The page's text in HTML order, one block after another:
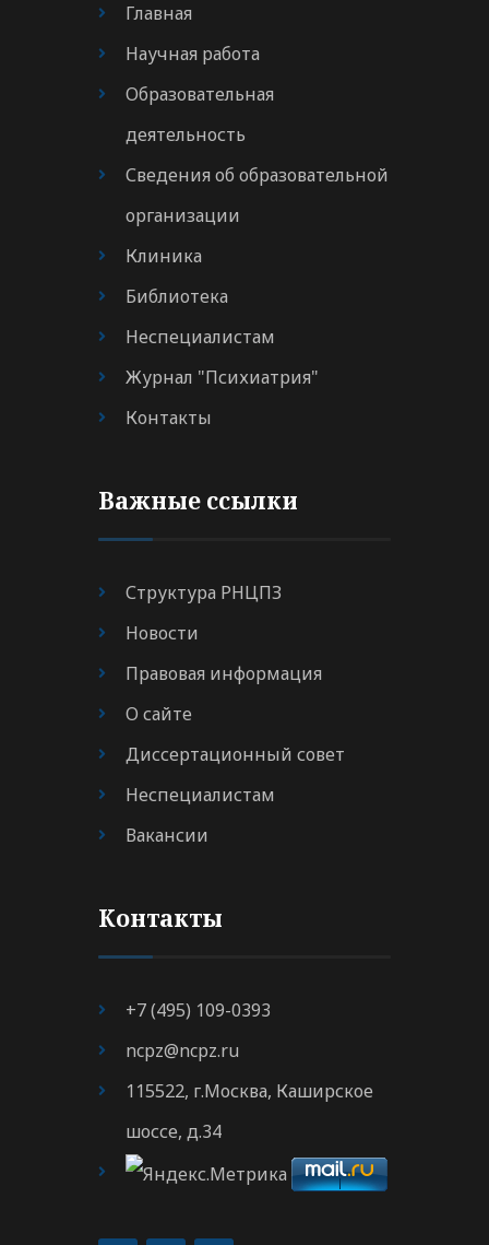
Главная
Научная работа
Образовательная
деятельность
Сведения об образовательной
организации
Клиника
Библиотека
Неспециалистам
Журнал "Психиатрия"
Контакты
Важные ссылки
Структура РНЦПЗ
Новости
Правовая информация
О сайте
Диссертационный совет
Неспециалистам
Вакансии
Контакты
+7 (495) 109-0393
ncpz@ncpz.ru
115522, г.Москва, Каширское
шоссе, д.34